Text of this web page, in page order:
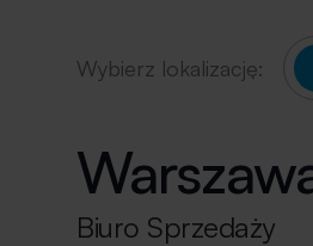
Wybierz lokalizację:
Biuro Sprzedaży